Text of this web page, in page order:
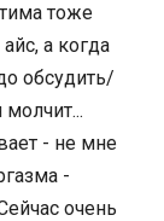
тоже
а когда
обсудить/
молчит...
- не мне
-
очень